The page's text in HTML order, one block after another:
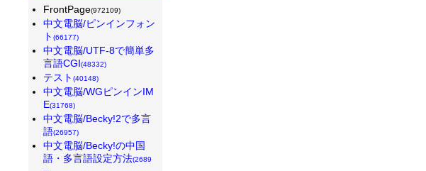
FrontPage(972109)
中文電脳/ピンインフォン
ト(66177)
中文電脳/UTF-8で簡単多
言語CGI(48332)
テスト(40148)
中文電脳/WGピンインIM
E(31768)
中文電脳/Becky!2で多言
語(26957)
中文電脳/Becky!の中国
語・多言語設定方法(2689